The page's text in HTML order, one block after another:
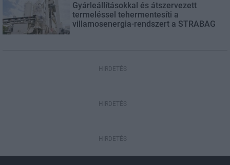
Gyárleállításokkal és átszervezett
termeléssel tehermentesíti a
villamosenergia-rendszert a STRABAG
HIRDETÉS
HIRDETÉS
HIRDETÉS